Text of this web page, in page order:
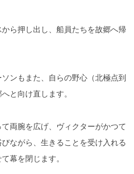
ら押し出し、船員たちを故郷へ帰
ンもまた、自らの野心（北極点到
と向け直します。
両腕を広げ、ヴィクターがかつて
ながら、生きることを受け入れる
幕を閉じます。